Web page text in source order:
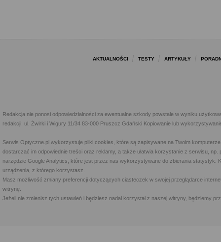
AKTUALNOŚCI TESTY ARTYKUŁY
Redakcja nie ponosi odpowiedzialności za ewentualne szkody powstałe w wyniku
redakcji: ul. Żwirki i Wigury 11/34 83-000 Pruszcz Gdański Kopiowanie lub
Serwis Optyczne.pl wykorzystuje pliki cookies, które są zapisywane na Twoim
dostarczać im odpowiednie treści oraz reklamy, a także ułatwia korzystanie z serwisu,
narzędzie Google Analytics, które jest przez nas wykorzystywane do zbierania statystyk.
urządzenia, z którego korzystasz.
Masz możliwość zmiany preferencji dotyczących ciasteczek w swojej przeglądarce
witrynę.
Jeżeli nie zmienisz tych ustawień i będziesz nadal korzystał z naszej witryny, będziemy